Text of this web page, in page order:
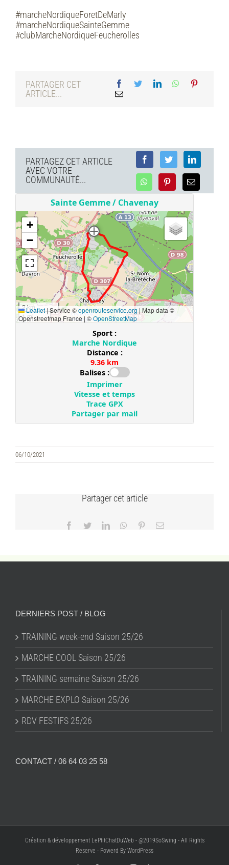
#marcheNordiqueForetDeMarly
#marcheNordiqueSainteGemme
#clubMarcheNordiqueFeucherolles
PARTAGER CET
ARTICLE...
PARTAGEZ CET ARTICLE
AVEC VOTRE
COMMUNAUTÉ...
06/10/2021
Partager cet article
Facebook
TwitterLinkedInWhatsApp
PinterestEmail
DERNIERS POST / BLOG
TRAINING week-end Saison 25/26
MARCHE COOL Saison 25/26
TRAINING semaine Saison 25/26
MARCHE EXPLO Saison 25/26
RDV FESTIFS 25/26
CONTACT / 06 64 03 25 58
Création & développement LePtitChatDuWeb - @2019SoSwing - All Rights
Reserve - Powerd By WordPress